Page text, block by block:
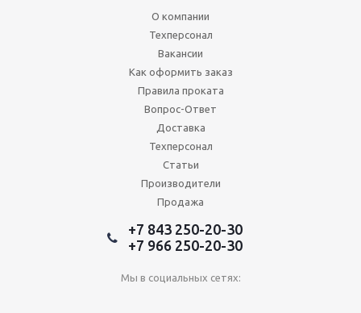
О компании
Техперсонал
Вакансии
Как оформить заказ
Правила проката
Вопрос-Ответ
Доставка
Техперсонал
Статьи
Производители
Продажа
+7 843 250-20-30
+7 966 250-20-30
Мы в социальных сетях: